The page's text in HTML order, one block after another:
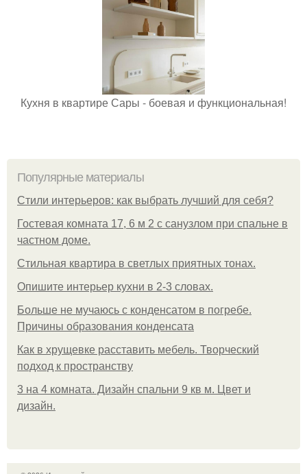
Кухня в квартире Сары - боевая и функциональная!
Популярные материалы
Стили интерьеров: как выбрать лучший для себя?
Гостевая комната 17, 6 м 2 с санузлом при спальне в
частном доме.
Стильная квартира в светлых приятных тонах.
Опишите интерьер кухни в 2-3 словах.
Больше не мучаюсь с конденсатом в погребе.
Причины образования конденсата
Как в хрущевке расставить мебель. Творческий
подход к пространству
3 на 4 комната. Дизайн спальни 9 кв м. Цвет и
дизайн.